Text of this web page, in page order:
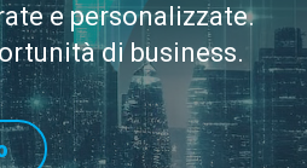
e personalizzate.
di business.